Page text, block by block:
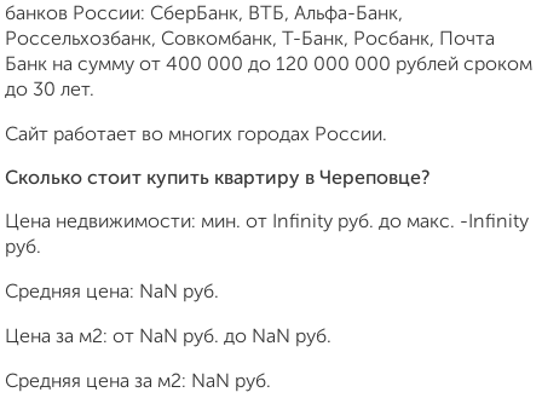
банков России: СберБанк, ВТБ, Альфа-Банк,
Россельхозбанк, Совкомбанк, Т-Банк, Росбанк, Почта
Банк на сумму от 400 000 до 120 000 000 рублей сроком
до 30 лет.
Сайт работает во многих городах России.
Сколько стоит купить квартиру в Череповце?
Цена недвижимости: мин. от Infinity руб. до макс. -Infinity
руб.
Средняя цена: NaN руб.
Цена за м2: от NaN руб. до NaN руб.
Средняя цена за м2: NaN руб.